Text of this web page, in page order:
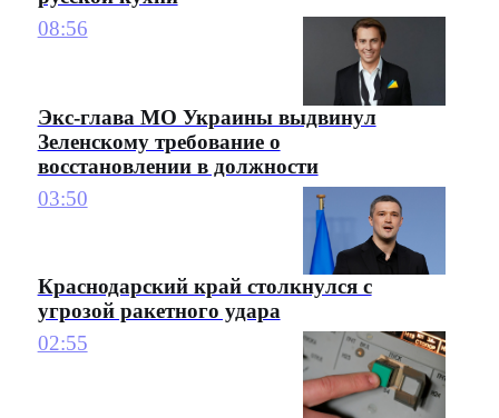
08:56
Экс-глава МО Украины выдвинул
Зеленскому требование о
восстановлении в должности
03:50
Краснодарский край столкнулся с
угрозой ракетного удара
02:55